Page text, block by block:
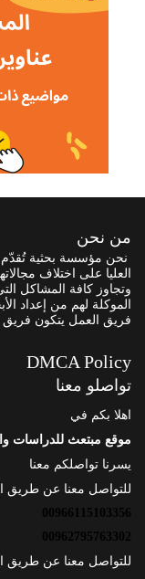
من نحن
نحن مؤسسة بحثية تُقدّم
العليا على اختلاف
وتجاوز كافة المشاكل
الموكلة لهم من إعداد
فريق العمل يتكون فريق
DMCA Policy
تواصلو معنا
اهلا بكم في
موقع مبتعث للدراسات
يسرنا تواصلكم معنا
للتواصل معنا عن طريق
00966115103356
00962795763302
للتواصل معنا عن طريق